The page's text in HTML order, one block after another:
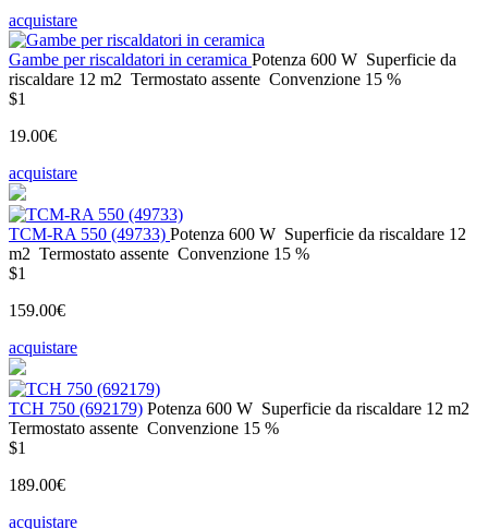
acquistare
Gambe per riscaldatori in ceramica Potenza 600 W Superficie da
riscaldare 12 m2 Termostato assente Convenzione 15 %
$1
19.00€
acquistare
ТСМ-RA 550 (49733) Potenza 600 W Superficie da riscaldare 12
m2 Termostato assente Convenzione 15 %
$1
159.00€
acquistare
TCH 750 (692179) Potenza 600 W Superficie da riscaldare 12 m2
Termostato assente Convenzione 15 %
$1
189.00€
acquistare